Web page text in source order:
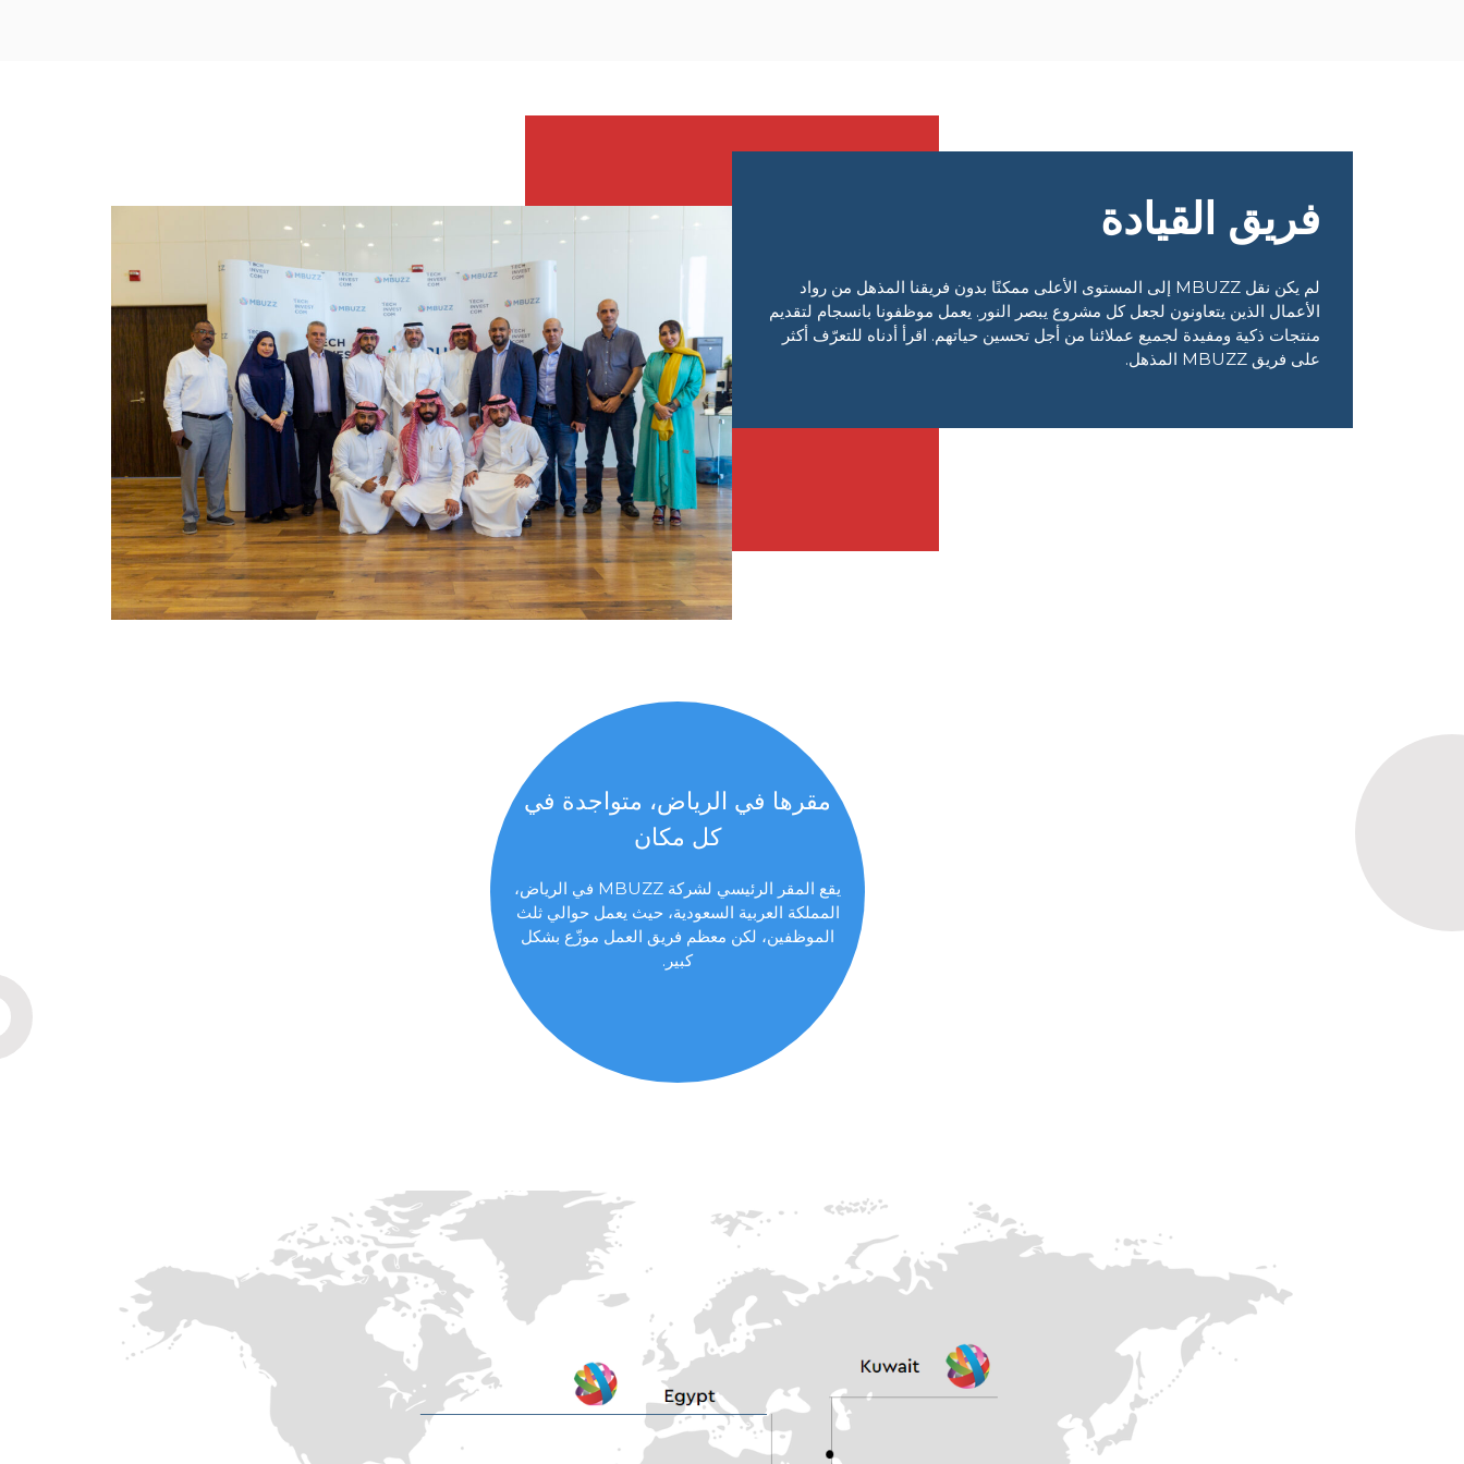
فريق القيادة
لم يكن نقل MBUZZ إلى المستوى الأعلى ممكنًا بدون فريقنا المذهل من رواد
الأعمال الذين يتعاونون لجعل كل مشروع يبصر النور. يعمل موظفونا بانسجام لتقديم
منتجات ذكية ومفيدة لجميع عملائنا من أجل تحسين حياتهم. اقرأ أدناه للتعرّف أكثر
على فريق MBUZZ المذهل.
مقرها في الرياض، متواجدة في
كل مكان
يقع المقر الرئيسي لشركة MBUZZ في الرياض،
المملكة العربية السعودية، حيث يعمل حوالي ثلث
الموظفين، لكن معظم فريق العمل موزّع بشكل
كبير.